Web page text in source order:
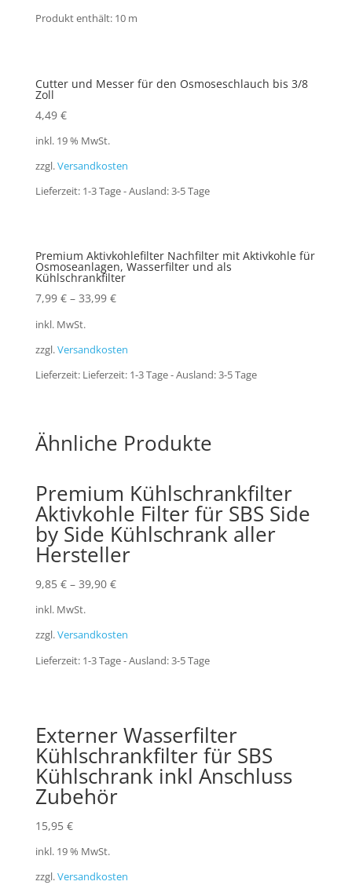
Produkt enthält: 10 m
Cutter und Messer für den Osmoseschlauch bis 3/8
Zoll
4,49 €
inkl. 19 % MwSt.
zzgl.Versandkosten
Lieferzeit: 1-3 Tage - Ausland: 3-5 Tage
Premium Aktivkohlefilter Nachfilter mit Aktivkohle für
Osmoseanlagen, Wasserfilter und als
Kühlschrankfilter
7,99 €– 33,99 €
inkl. MwSt.
zzgl.Versandkosten
Lieferzeit: Lieferzeit: 1-3 Tage - Ausland: 3-5 Tage
Ähnliche Produkte
Premium Kühlschrankfilter
Aktivkohle Filter für SBS Side
by Side Kühlschrank aller
Hersteller
9,85 €– 39,90 €
inkl. MwSt.
zzgl.Versandkosten
Lieferzeit: 1-3 Tage - Ausland: 3-5 Tage
Externer Wasserfilter
Kühlschrankfilter für SBS
Kühlschrank inkl Anschluss
Zubehör
15,95 €
inkl. 19 % MwSt.
zzgl.Versandkosten